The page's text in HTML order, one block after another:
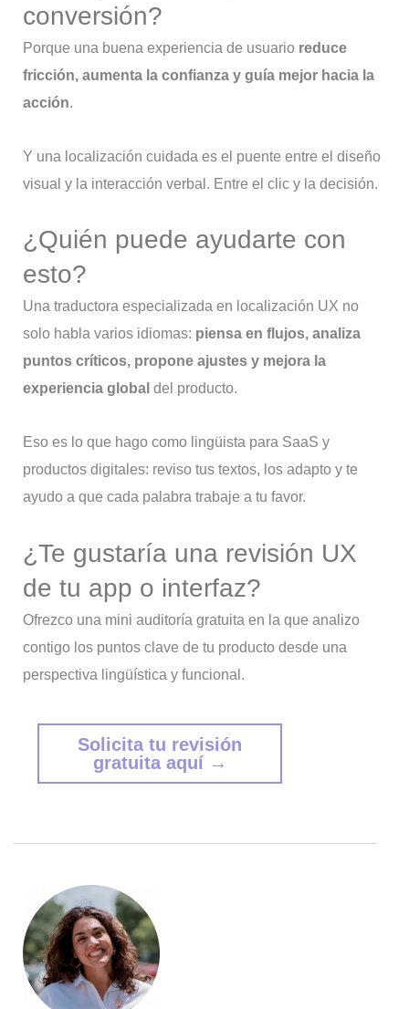
conversión?
Porque una buena experiencia de usuario reduce
fricción, aumenta la confianza y guía mejor hacia la
acción.
Y una localización cuidada es el puente entre el diseño
visual y la interacción verbal. Entre el clic y la decisión.
¿Quién puede ayudarte con
esto?
Una traductora especializada en localización UX no
solo habla varios idiomas: piensa en flujos, analiza
puntos críticos, propone ajustes y mejora la
experiencia global del producto.
Eso es lo que hago como lingüista para SaaS y
productos digitales: reviso tus textos, los adapto y te
ayudo a que cada palabra trabaje a tu favor.
¿Te gustaría una revisión UX
de tu app o interfaz?
Ofrezco una mini auditoría gratuita en la que analizo
contigo los puntos clave de tu producto desde una
perspectiva lingüística y funcional.
Solicita tu revisión
gratuita aquí →